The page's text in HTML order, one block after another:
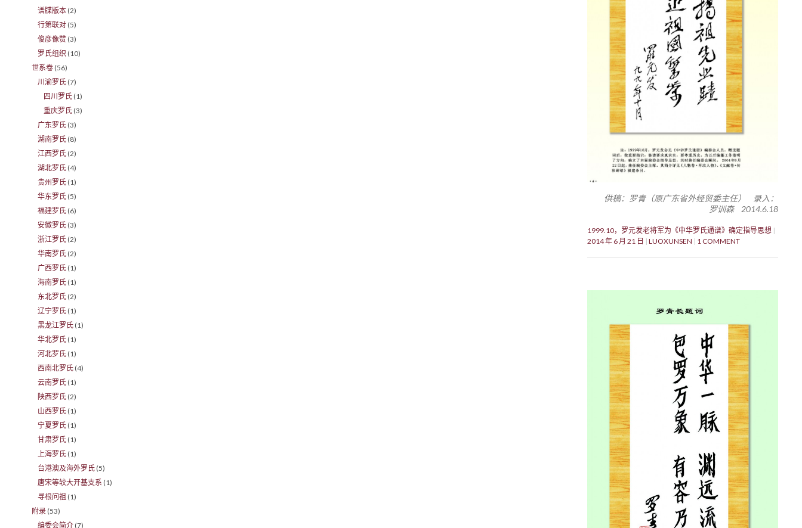
供稿：罗青（原广东省外经贸委主任） 录入：
罗训森 2014.6.18
1999.10，罗元发老将军为《中华罗氏通谱》确定指导思想
2014 年 6 月 21 日
LUOXUNSEN 1 COMMENT
谱牒版本 (2)
行第联对 (5)
俊彦像赞 (3)
罗氏组织 (10)
世系卷 (56)
川渝罗氏 (7)
四川罗氏 (1)
重庆罗氏 (3)
广东罗氏 (3)
湖南罗氏 (8)
江西罗氏 (2)
湖北罗氏 (4)
贵州罗氏 (1)
华东罗氏 (5)
福建罗氏 (6)
安徽罗氏 (3)
浙江罗氏 (2)
华南罗氏 (2)
广西罗氏 (1)
海南罗氏 (1)
东北罗氏 (2)
辽宁罗氏 (1)
黑龙江罗氏 (1)
华北罗氏 (1)
河北罗氏 (1)
西南北罗氏 (4)
云南罗氏 (1)
陕西罗氏 (2)
山西罗氏 (1)
宁夏罗氏 (1)
甘肃罗氏 (1)
上海罗氏 (1)
台港澳及海外罗氏 (5)
唐宋等较大开基支系 (1)
寻根问祖 (1)
附录 (53)
编委会简介 (7)